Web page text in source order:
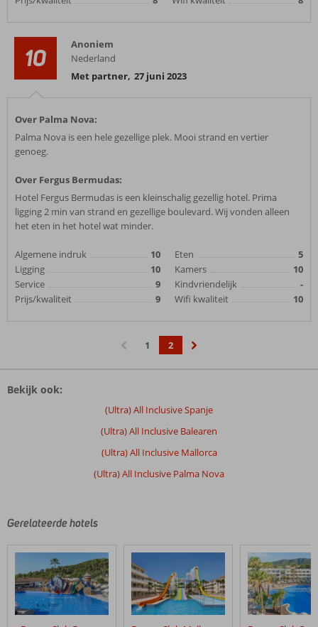
10
Anoniem
Nederland
Met partner, 27 juni 2023
Over Palma Nova:
Palma Nova is een hele gezellige plek. Mooi strand en vertier
genoeg.
Over Fergus Bermudas:
Hotel Fergus Bermudas is een kleinschalig gezellig hotel. Prima
ligging 2 min van strand en gezellige boulevard. Wij vonden alleen
het eten in het hotel wat minder.
Algemene indruk
10
Ligging
10
Service
9
Prijs/kwaliteit
9
Eten
5
Kamers
10
Kindvriendelijk
-
Wifi kwaliteit
10
1
2
Bekijk ook:
(Ultra) All Inclusive Spanje
(Ultra) All Inclusive Balearen
(Ultra) All Inclusive Mallorca
(Ultra) All Inclusive Palma Nova
Gerelateerde hotels